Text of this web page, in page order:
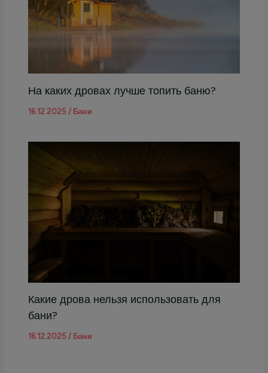
На каких дровах лучше топить баню?
16.12.2025 / Бани
Какие дрова нельзя использовать для
бани?
16.12.2025/ Бани